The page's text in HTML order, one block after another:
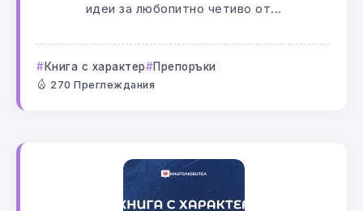
идеи за любопитно четиво от...
Книга с характер Препоръки
270 Преглеждания